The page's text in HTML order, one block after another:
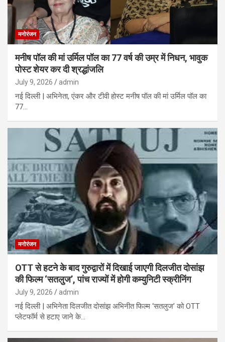
मनोरंजन
मनीष पॉल की मां उर्मिल पॉल का 77 वर्ष की उम्र में निधन, भावुक
पोस्ट शेयर कर दी श्रद्धांजलि
July 9, 2026 admin
नई दिल्ली | अभिनेता, एंकर और टीवी होस्ट मनीष पॉल की मां उर्मिल पॉल का
77…
मनोरंजन
OTT से हटने के बाद गुरुद्वारों में दिखाई जाएगी दिलजीत दोसांझ
की फिल्म ‘सतलुज’, पांच राज्यों में होगी कम्युनिटी स्क्रीनिंग
July 9, 2026 admin
नई दिल्ली | अभिनेता दिलजीत दोसांझ अभिनीत फिल्म ‘सतलुज’ को OTT
प्लेटफॉर्म से हटाए जाने के…